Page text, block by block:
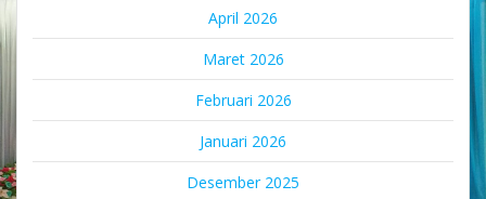
April 2026
Maret 2026
Februari 2026
Januari 2026
Desember 2025